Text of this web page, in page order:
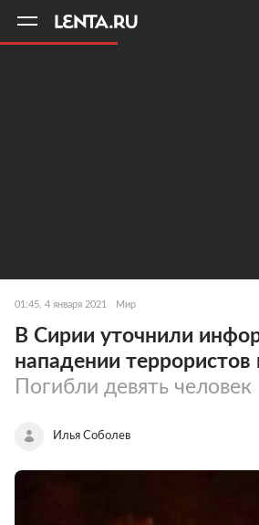
01:45, 4 января 2021 Мир
В Сирии уточнили
нападении террористов
Погибли девять человек
Илья Соболев